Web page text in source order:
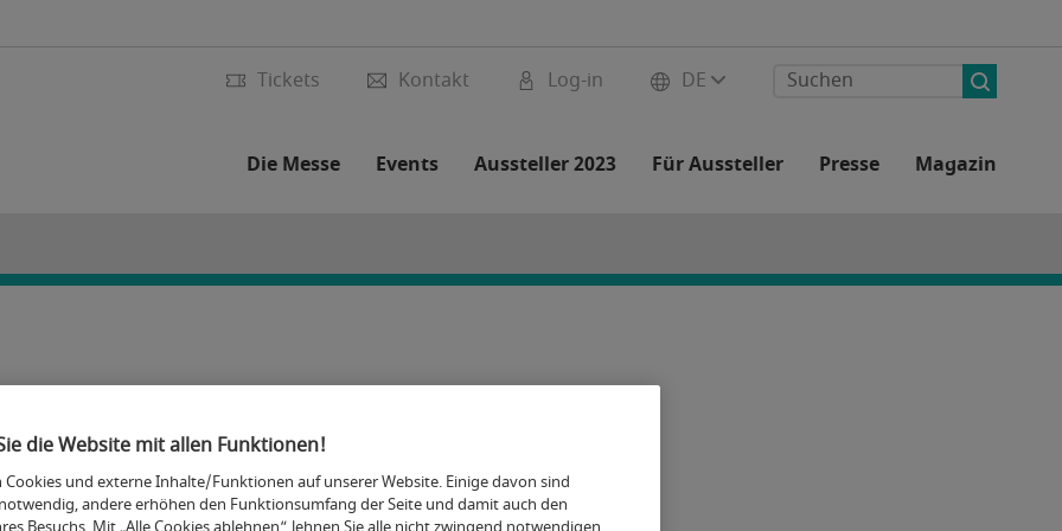
DE
Log-in
Kontakt
Tickets
Die Messe Events Aussteller 2023 Für Aussteller Presse Magazin
zur Kind +
die Website mit allen Funktionen!
Cookies und externe Inhalte/Funktionen auf unserer Website. Einige davon sind
andere erhöhen den Funktionsumfang der Seite und damit auch den